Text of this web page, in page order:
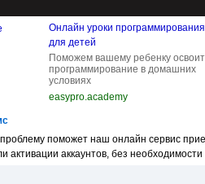
Онлайн уроки программирования
для детей
Поможем вашему ребенку
программирование в домашних
условиях
easypro.academy
проблему поможет наш онлайн сервис
активации аккаунтов, без